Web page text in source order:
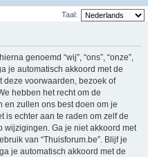
Taal:
genoemd “wij”, “ons”, “onze”,
je automatisch akkoord met de
deze voorwaarden, bezoek of
hebben het recht om de
en zullen ons best doen om je
is echter aan te raden om zelf de
wijzigingen. Ga je niet akkoord met
van “Thuisforum.be”. Blijf je
je automatisch akkoord met de